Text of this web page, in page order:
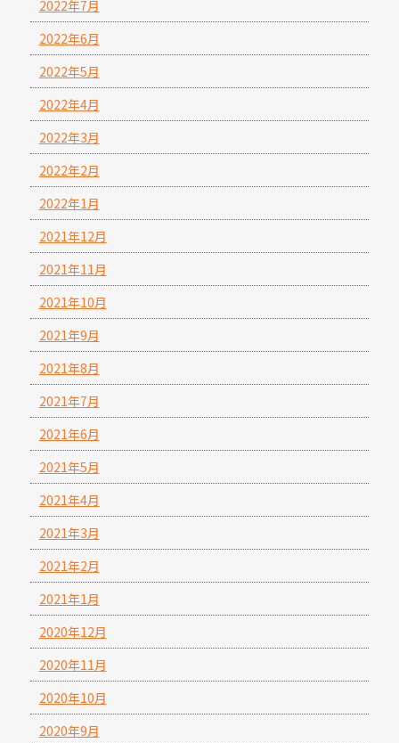
2022年7月
2022年6月
2022年5月
2022年4月
2022年3月
2022年2月
2022年1月
2021年12月
2021年11月
2021年10月
2021年9月
2021年8月
2021年7月
2021年6月
2021年5月
2021年4月
2021年3月
2021年2月
2021年1月
2020年12月
2020年11月
2020年10月
2020年9月